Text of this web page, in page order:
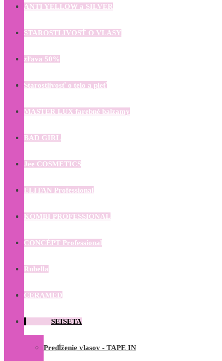
ANTI YELLOW a SILVER
STAROSTLIVOSŤ O VLASY
zľava 50%
Starostlivosť o telo a pleť
MASTER LUX farebné balzamy
BAD GIRL
Jee COSMETICS
ELITAN Professional
KOMBI PROFESSIONAL
CONCÉPT Professional
Rubella
CERAMED
SEISETA
Predĺženie vlasov - TAPE IN